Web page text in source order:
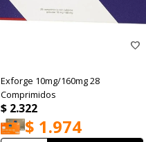
Exforge 10mg/160mg 28
Comprimidos
$ 2.322
$ 1.974